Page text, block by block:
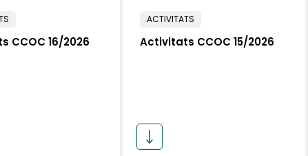
CCOC 16/2026
ACTIVITATS
Activitats CCOC 15/2026